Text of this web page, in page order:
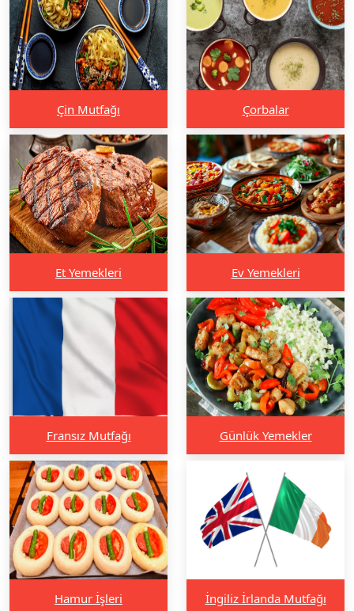
Çin Mutfağı Çorbalar
Et Yemekleri Ev Yemekleri
Fransız Mutfağı Günlük Yemekler
Hamur İşleri İngiliz İrlanda Mutfağı